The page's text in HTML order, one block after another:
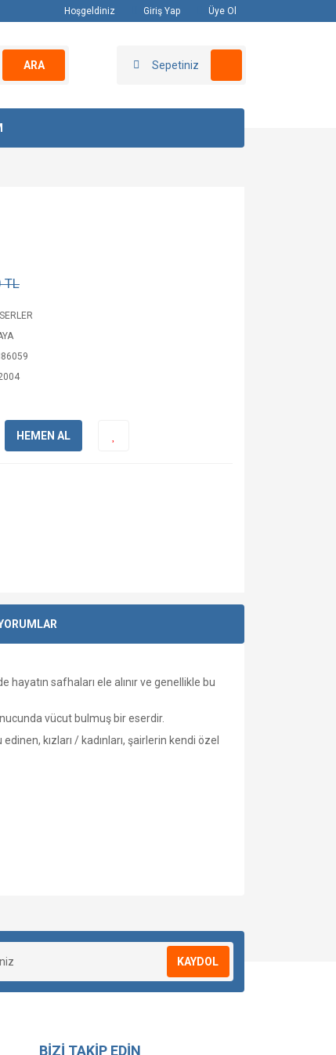
Hoşgeldiniz Giriş Yap Üye Ol
ARA Sepetiniz
TL
HEMEN AL
safhaları ele alınır ve genellikle bu
vücut bulmuş bir eserdir.
kızları / kadınları, şairlerin kendi özel
KAYDOL
BİZİ TAKİP EDİN